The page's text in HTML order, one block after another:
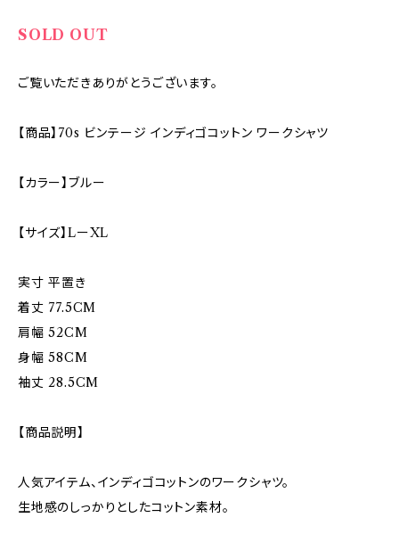
SOLD OUT
ご覧いただきありがとうございます。
【商品】70s ビンテージ インディゴコットン ワークシャツ
【カラー】ブルー
【サイズ】LーXL
実寸 平置き
着丈 77.5CM
肩幅 52CM
身幅 58CM
袖丈 28.5CM
【商品説明】
人気アイテム、インディゴコットンのワークシャツ。
生地感のしっかりとしたコットン素材。